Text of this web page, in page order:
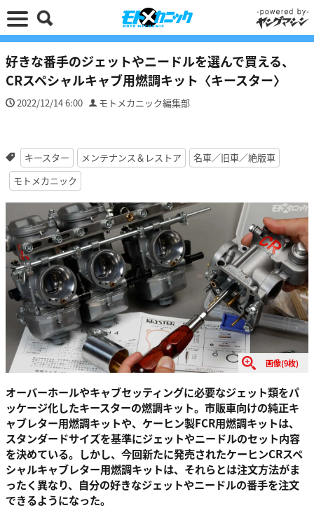
好きな番手のジェットやニードルを選んで買える、
CRスペシャルキャブ用燃調キット〈キースター〉
2022/12/14 6:00 モトメカニック編集部
キースター メンテナンス＆レストア
名車／旧車／絶版車
モトメカニック
画像(9枚)
オーバーホールやキャブセッティングに必要なジェット類をパ
ッケージ化したキースターの燃調キット。市販車向けの純正キ
ャブレター用燃調キットや、ケーヒン製FCR用燃調キットは、
スタンダードサイズを基準にジェットやニードルのセット内容
を決めている。しかし、今回新たに発売されたケーヒンCRスペ
シャルキャブレター用燃調キットは、それらとは注文方法がま
ったく異なり、自分の好きなジェットやニードルの番手を注文
できるようになった。